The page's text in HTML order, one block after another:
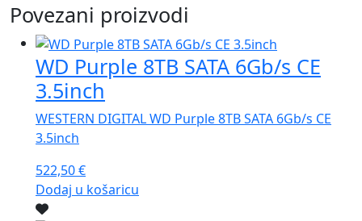
Povezani proizvodi
WD Purple 8TB SATA 6Gb/s CE
3.5inch
WESTERN DIGITAL WD Purple 8TB SATA 6Gb/s CE
3.5inch
522,50€
Dodaj u košaricu